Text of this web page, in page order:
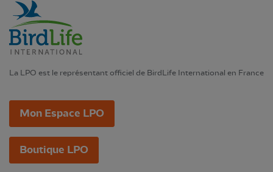
La LPO est le représentant officiel de BirdLife International en France
Mon Espace LPO
Boutique LPO